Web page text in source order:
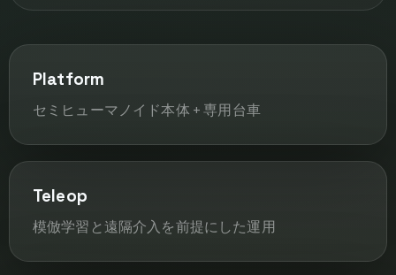
Platform
セミヒューマノイド本体 + 専用台車
Teleop
模倣学習と遠隔介入を前提にした運用